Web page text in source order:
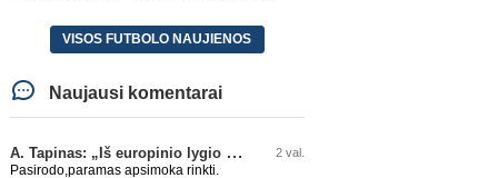
VISOS FUTBOLO NAUJIENOS
Naujausi komentarai
A. Tapinas: „Iš europinio lygio komandos gavom gerų pamokų“ 2 val.
Pasirodo,paramas apsimoka rinkti.